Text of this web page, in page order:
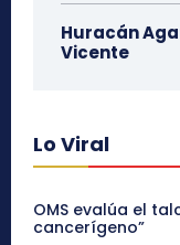
Huracán
Vicente
Lo Viral
OMS evalúa el
cancerígeno”